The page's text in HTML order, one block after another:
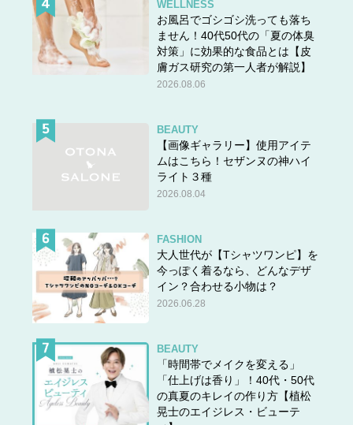
WELLNESS
お風呂でゴシゴシ洗っても落ち
ません！40代50代の「夏の体臭
対策」に効果的な食品とは【皮
膚ガス研究の第一人者が解説】
2026.08.06
BEAUTY
【画像ギャラリー】使用アイテ
ムはこちら！セザンヌの神ハイ
ライト３種
2026.08.04
FASHION
大人世代が【Tシャツワンピ】を
今っぽく着るなら、どんなデザ
イン？合わせる小物は？
2026.06.28
BEAUTY
「時間帯でメイクを変える」
「仕上げは香り」！40代・50代
の真夏のキレイの作り方【植松
晃士のエイジレス・ビューテ